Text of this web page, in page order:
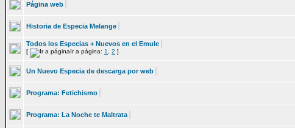
Página web
Historia de Especia Melange
Todos los Especias + Nuevos en el Emule
[ Ir a página: 1 2 ]
Un Nuevo Especia de descarga por web
Programa: Fetichismo
Programa: La Noche te Maltrata